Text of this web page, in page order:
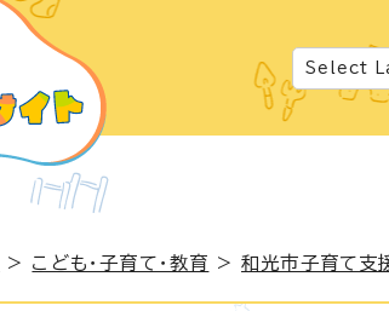
> こども・子育て・教育 >和光市子育て支